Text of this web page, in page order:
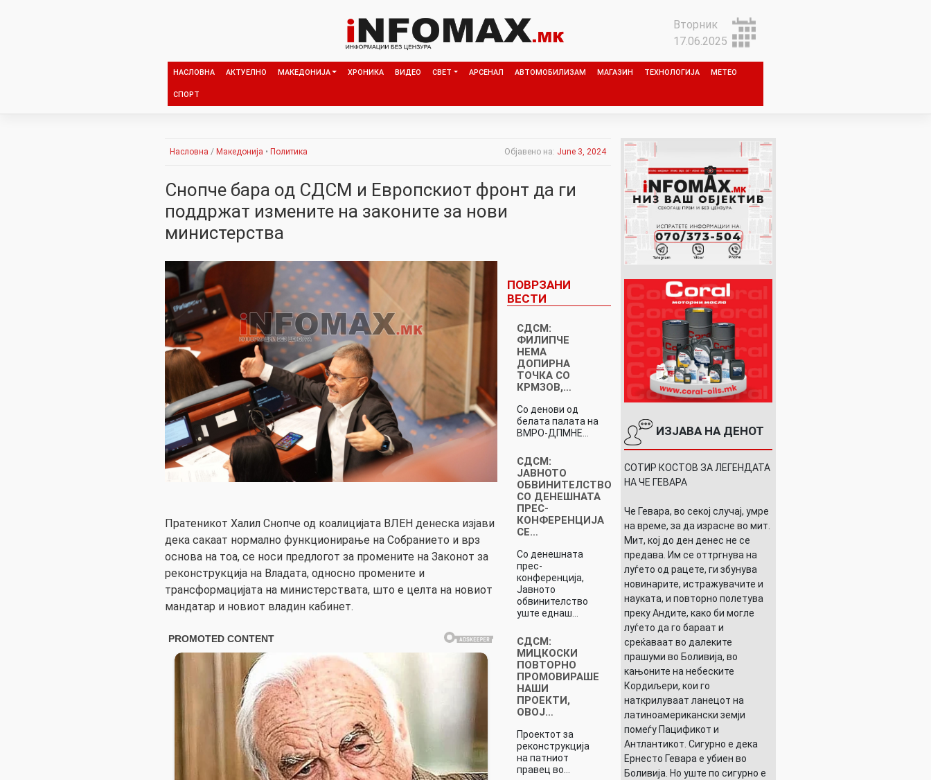
Вторник
17.06.2025
НАСЛОВНА АКТУЕЛНО МАКЕДОНИЈА ХРОНИКА ВИДЕО СВЕТ АРСЕНАЛ АВТОМОБИЛИЗАМ МАГАЗИН ТЕХНОЛОГИЈА МЕТЕО
СПОРТ
Насловна / Македонија • Политика Објавено на: June 3, 2024
Снопче бара од СДСМ и Европскиот фронт да ги
поддржат измените на законите за нови
министерства
Пратеникот Халил Снопче од коалицијата ВЛЕН денеска изјави
дека сакаат нормално функционирање на Собранието и врз
основа на тоа, се носи предлогот за промените на Законот за
реконструкција на Владата, односно промените и
трансформацијата на министерствата, што е целта на новиот
мандатар и новиот владин кабинет.
ПОВРЗАНИ
ВЕСТИ
СДСМ:
ФИЛИПЧЕ
НЕМА
ДОПИРНА
ТОЧКА СО
КРМЗОВ,…
Со денови од
белата палата на
ВМРО-ДПМНЕ…
СДСМ:
ЈАВНОТО
ОБВИНИТЕЛСТВО
СО ДЕНЕШНАТА
ПРЕС-
КОНФЕРЕНЦИЈА
СЕ…
Со денешната
прес-
конференција,
Јавното
обвинителство
уште еднаш…
СДСМ:
МИЦКОСКИ
ПОВТОРНО
ПРОМОВИРАШЕ
НАШИ
ПРОЕКТИ,
ОВОЈ…
Проектот за
реконструкција
на патниот
правец во…
ИЗЈАВА НА ДЕНОТ
СОТИР КОСТОВ ЗА ЛЕГЕНДАТА
НА ЧЕ ГЕВАРА
Че Гевара, во секој случај, умре
на време, за да израсне во мит.
Мит, кој до ден денес не се
предава. Им се оттргнува на
луѓето од рацете, ги збунува
новинарите, истражувачите и
науката, и повторно полетува
преку Андите, како би могле
луѓето да го бараат и
среќаваат во далеките
прашуми во Боливија, во
кањоните на небеските
Кордиљери, кои го
наткрилуваат ланецот на
латиноамерикански земји
помеѓу Пацификот и
Антлантикот. Сигурно е дека
Ернесто Гевара е убиен во
Боливија. Но уште по сигурно е